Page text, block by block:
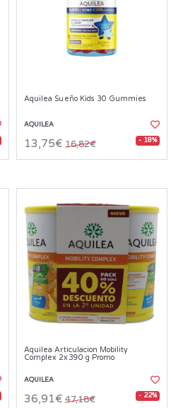
Aquilea Sueño Kids 30 Gummies
AQUILEA
13,75€ 16,82€ - 18%
Aquilea Articulacion Mobility
Complex 2x390 g Promo
AQUILEA
36,91€ 47,18€ - 22%